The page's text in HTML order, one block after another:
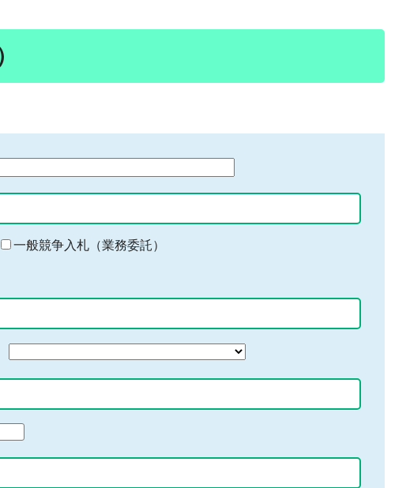
一般競争入札（業務委託）